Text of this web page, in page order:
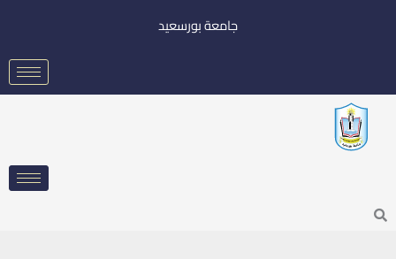
جامعة بورسعيد
Search